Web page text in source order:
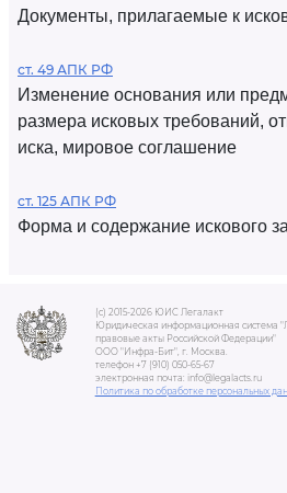
Документы, прилагаемые к
ст. 49 АПК РФ
Изменение основания или
размера исковых требований,
иска, мировое соглашение
ст. 125 АПК РФ
Форма и содержание искового
(c) 2015-2026 ЮИС Легалакт
Юридическая информационная система
правовые акты Российской Федерации"
ООО "Инфра-Бит", г. Москва.
телефон +7 (910) 050-65-67
электронная почта: info@legalacts.ru
Политика по обработке персональных